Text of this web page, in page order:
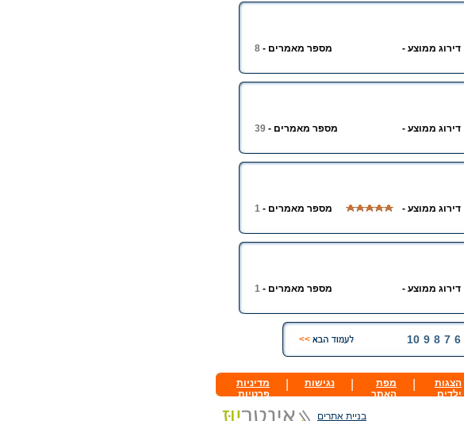
דירוג ממוצע - מספר מאמרים - 8
דירוג ממוצע - מספר מאמרים - 39
דירוג ממוצע - מספר מאמרים - 1
דירוג ממוצע - מספר מאמרים - 1
6
7
8
9
10
הצגות
ילדים
מפת
האתר
נגישות
מדיניות
פרטיות
בניית אתרים